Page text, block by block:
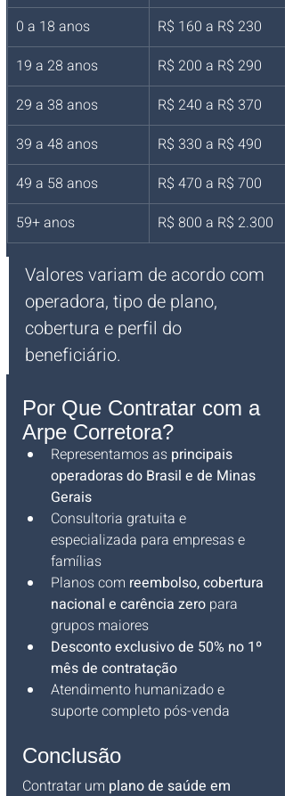
0 a 18 anos
R$ 160 a R$ 230
19 a 28 anos
R$ 200 a R$ 290
29 a 38 anos
R$ 240 a R$ 370
39 a 48 anos
R$ 330 a R$ 490
49 a 58 anos
R$ 470 a R$ 700
59+ anos
R$ 800 a R$ 2.300
Valores variam de acordo com
operadora, tipo de plano,
cobertura e perfil do
beneficiário.
Por Que Contratar com a
Arpe Corretora?
Representamos as principais
operadoras do Brasil e de Minas
Gerais
Consultoria gratuita e
especializada para empresas e
famílias
Planos com reembolso, cobertura
nacional e carência zero para
grupos maiores
Desconto exclusivo de 50% no 1º
mês de contratação
Atendimento humanizado e
suporte completo pós-venda
Conclusão
Contratar um plano de saúde em